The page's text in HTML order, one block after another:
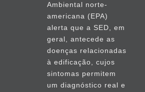
Ambiental norte-
americana (EPA)
alerta que a SED, em
geral, antecede as
doenças relacionadas
à edificação, cujos
sintomas permitem
um diagnóstico real e